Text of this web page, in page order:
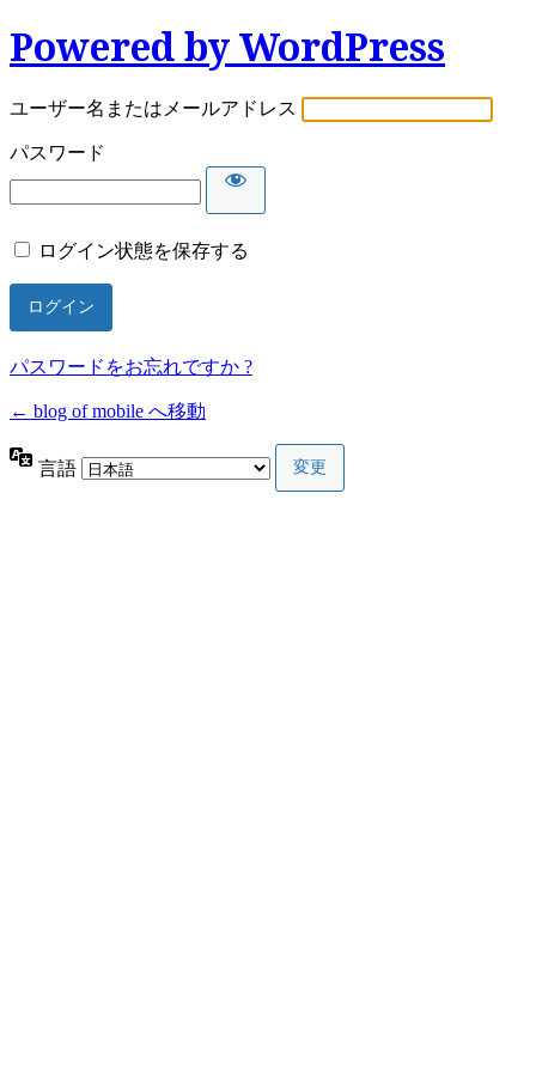
Powered by WordPress
ユーザー名またはメールアドレス
パスワード
ログイン状態を保存する
パスワードをお忘れですか ?
← blog of mobile へ移動
言語